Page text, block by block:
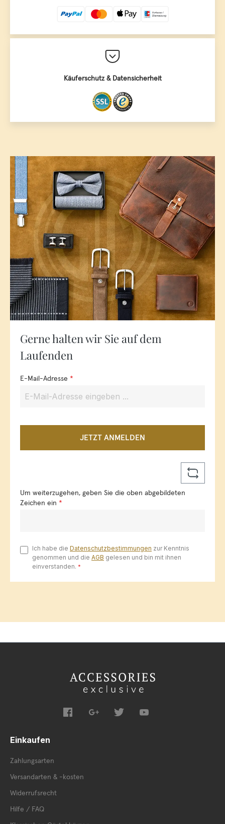
Käuferschutz & Datensicherheit
Gerne halten wir Sie auf dem
Laufenden
E-Mail-Adresse *
JETZT ANMELDEN
Um weiterzugehen, geben Sie die oben abgebildeten
Zeichen ein *
Ich habe die Datenschutzbestimmungen zur Kenntnis
genommen und die AGB gelesen und bin mit ihnen
einverstanden. *
Einkaufen
Zahlungsarten
Versandarten & -kosten
Widerrufsrecht
Hilfe / FAQ